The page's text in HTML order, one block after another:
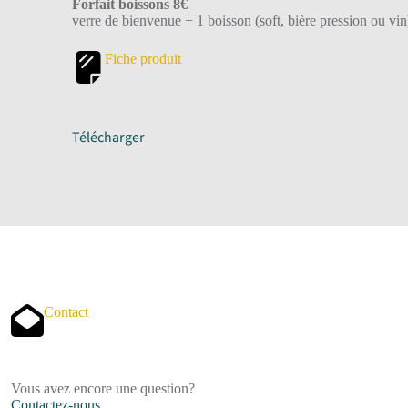
Forfait boissons 8€
verre de bienvenue + 1 boisson (soft, bière pression ou
Fiche produit
Télécharger
Contact
Vous avez encore une question?
Contactez-nous